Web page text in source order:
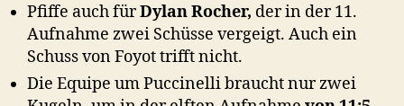
Pfiffe auch fürDylan Rocher, der in der 11.
Aufnahme zwei Schüsse vergeigt. Auch ein
Schuss von Foyot trifft nicht.
Die Equipe um Puccinelli braucht nur zwei